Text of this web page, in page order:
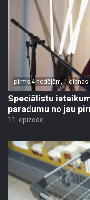
pirms 4 nedēļām, 1 dienas
Speciālistu
paradumu no jau
11. epizode